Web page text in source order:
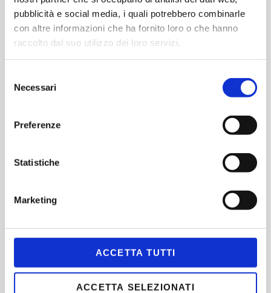
pubblicità e social media, i quali potrebbero combinarle
con altre informazioni che ha fornito loro o che hanno
raccolto dal suo utilizzo dei loro servizi.
delNecessari
Preferenze
Statistiche
Marketing
ACCETTA TUTTI
ACCETTA SELEZIONATI
About us
Tony Wood
Read more